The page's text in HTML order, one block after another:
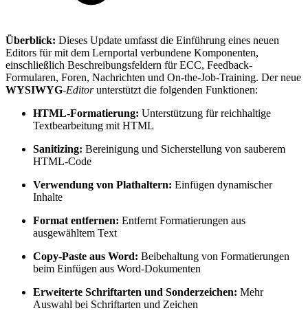
Überblick: Dieses Update umfasst die Einführung eines neuen
Editors für mit dem Lernportal verbundene Komponenten,
einschließlich Beschreibungsfeldern für ECC, Feedback-
Formularen, Foren, Nachrichten und On-the-Job-Training. Der neue
WYSIWYG-Editorunterstützt die folgenden Funktionen:
HTML-Formatierung: Unterstützung für reichhaltige
Textbearbeitung mit HTML
Sanitizing: Bereinigung und Sicherstellung von sauberem
HTML-Code
Verwendung von Plathaltern: Einfügen dynamischer
Inhalte
Format entfernen: Entfernt Formatierungen aus
ausgewähltem Text
Copy-Paste aus Word: Beibehaltung von Formatierungen
beim Einfügen aus Word-Dokumenten
Erweiterte Schriftarten und Sonderzeichen: Mehr
Auswahl bei Schriftarten und Zeichen